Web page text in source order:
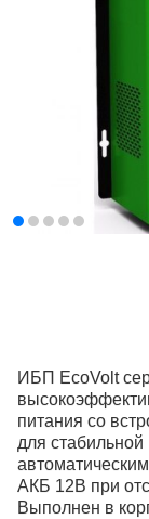
ИБП EcoVolt
питания со
для стабильной
АКБ 12В при
Выполнен в